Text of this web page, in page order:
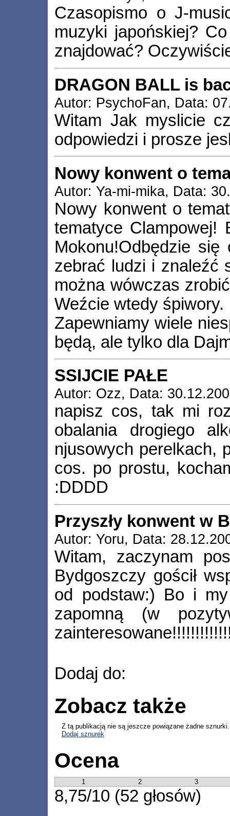
Czasopismo o J-
muzyki japońskiej?
znajdować?
DRAGON BALL is
Autor: PsychoFan, Data:
Witam Jak myslicie
odpowiedzi i prosze
Nowy konwent o
Autor: Ya-mi-mika, Data:
Nowy konwent o
tematyce Clampowej!
Mokonu!Odbędzie
zebrać ludzi i znaleźć
można wówczas
Weźcie wtedy śpiwory.
Zapewniamy wiele
będą, ale tylko dla
SSIJCIE PAŁE
Autor: Ozz, Data:
napisz cos, tak mi
obalania drogiego
njusowych perelkach,
cos. po prostu,
:DDDD
Przyszły konwent w
Autor: Yoru, Data:
Witam, zaczynam
Bydgoszczy gościł
od podstaw:) Bo i
zapomną (w
Dodaj do:
Zobacz także
Z tą publikacją nie są jeszcze powiązane żadne sznurki.
Dodaj sznurek
Ocena
1 2 3
8,75/10 (52 głosów)